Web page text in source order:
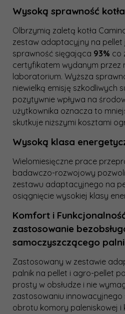
Wysoką sprawność
Olbrzymią zaletą kotła
zestaw adaptacyjny na pellet
sprawność sięgająca 93% co
certyfikatem wydanym przez
laboratorium. Wyższa
niewielką emisję szkodliwych
pozytywnie wpływa na
użytkownika oznacza to
skutkuje niższymi kosztami
Wysoką klasa
Wielomiesięczne prace
badawczo-rozwojowy
zestawu adaptacyjnego na
osiągnięcie wysokiej klasy
Komfort i
zastosowanie
samoczyszczącego
Zastosowany w zestawie
palnik na pellet i agro-pellet
prosty w obsłudze i nie
zastosowaniu
obrotu komory paleniskowej i